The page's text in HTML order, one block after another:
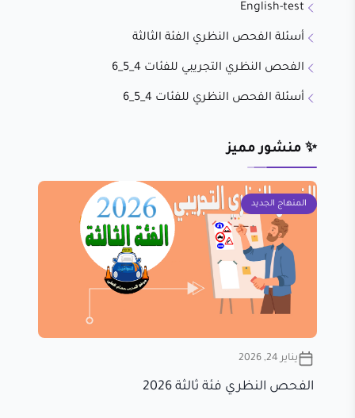
English-test
أسئلة الفحص النظري الفئة الثالثة
الفحص النظري التجريبي للفئات 4_5_6
أسئلة الفحص النظري للفئات 4_5_6
✨ منشور مميز
المنهاج الجديد
يناير 24, 2026
الفحص النظري فئة ثالثة 2026